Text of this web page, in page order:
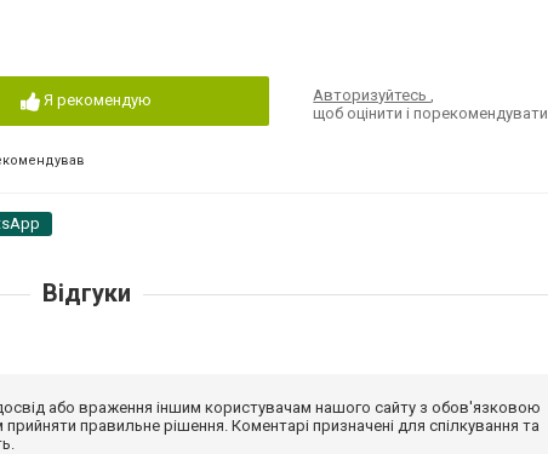
Я рекомендую Авторизуйтесь,
щоб оцінити і порекомендувати
Відгуки
або враження іншим користувачам нашого сайту з обов'язковою
правильне рішення. Коментарі призначені для спілкування та